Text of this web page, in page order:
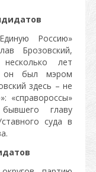
Россию»
Брозовский,
лет
он был мэром
здесь – не
«справороссы»
главу
суда в